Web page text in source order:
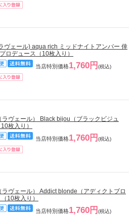
ヴェール) aqua rich ミッドナイトアンバー 倖
ロデュース（10枚入り）
当店特別価格1,760円 (税込)
ラヴェール） Black bijou（ブラックビジュ
枚入り）
当店特別価格1,760円 (税込)
ラヴェール） Addict blonde（アディクトブロ
10枚入り）
当店特別価格1,760円 (税込)